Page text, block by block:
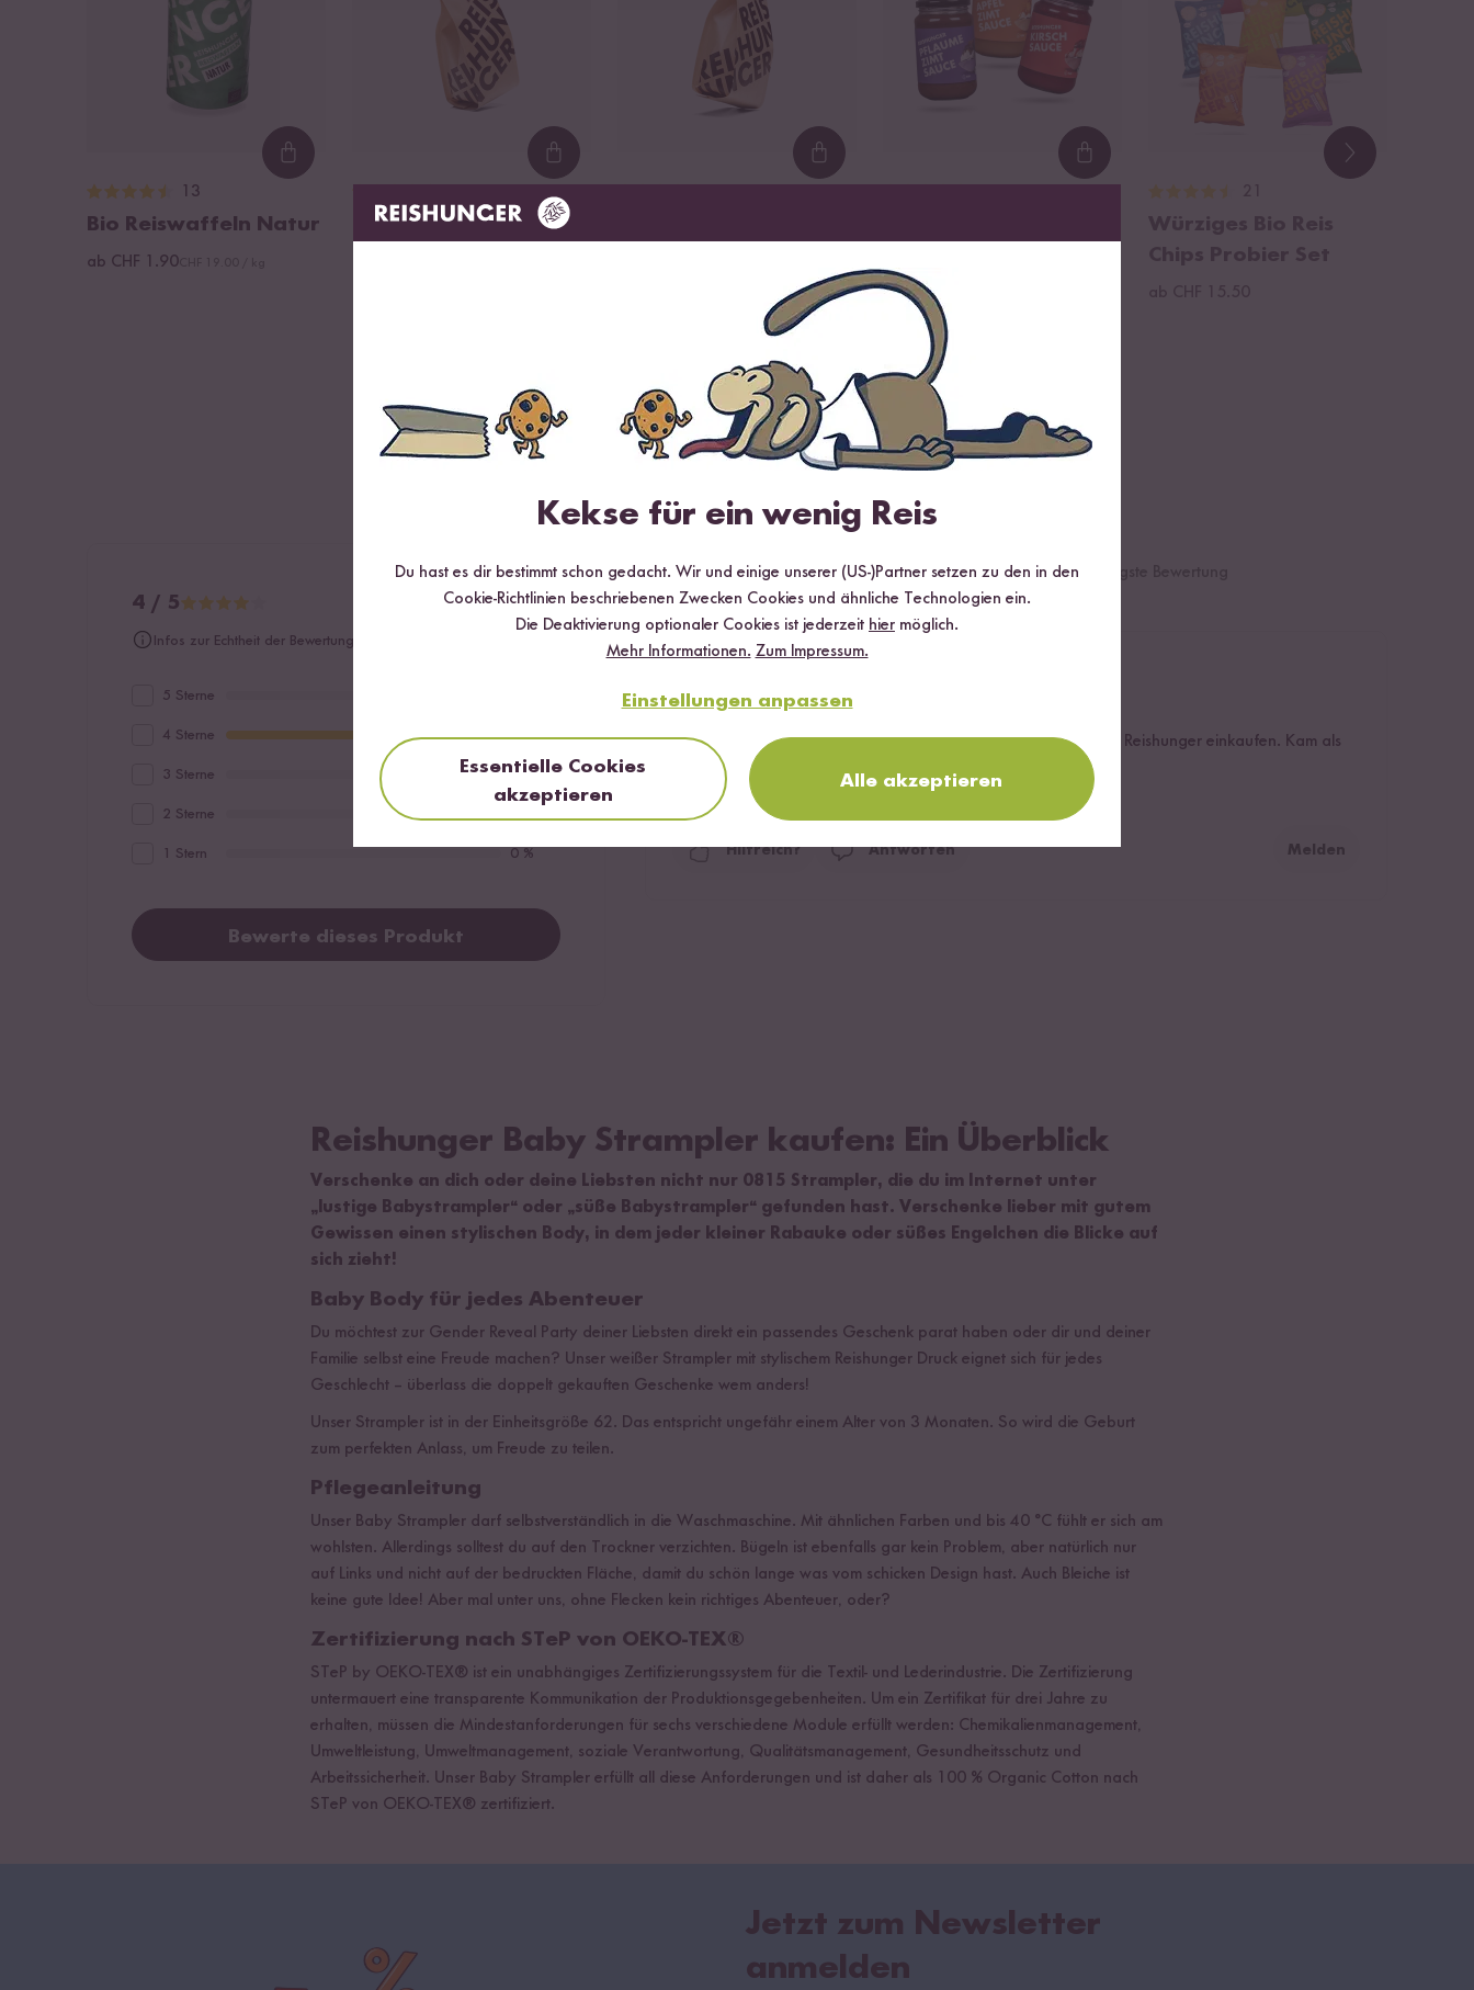
Loading...
13
Bio Reiswaffeln Natur
ab CHF 1.90
Loading...
Bio Reisflocken
Loading... Loading...
ab CHF 12.95
Das sagen unsere Kund:innen
1 Bewertung3 Fragen
4 / 5
Infos zur Echtheit der Bewertungen
5 Sterne
4 Sterne 100 %
3 Sterne 0 %
2 Sterne
1 Stern 0 %
Bewerte dieses Produkt
HilfreichsteNeuesteHöchste BewertungNiedrigste Bewertung
Für meinen Neffen gekauft, da beide Elternteile regelmäßig bei Reishunger einkaufen. Kam als
Geschenk super an. Ist leider nur nicht trocknergeeignet
Personen fanden diese Antwort hilfreich
Hilfreich? Antworten Melden
Reishunger Baby Strampler kaufen: Ein Überblick
Verschenke an dich oder deine Liebsten nicht nur 0815 Strampler, die du im Internet unter
„lustige Babystrampler“ oder „süße Babystrampler“ gefunden hast. Verschenke lieber mit gutem
Gewissen einen stylischen Body, in dem jeder kleiner Rabauke oder süßes Engelchen die Blicke auf
sich zieht!
Baby Body für jedes Abenteuer
Du möchtest zur Gender Reveal Party deiner Liebsten direkt ein passendes Geschenk parat haben oder dir und deiner
Familie selbst eine Freude machen? Unser weißer Strampler mit stylischem Reishunger Druck eignet sich für jedes
Geschlecht – überlass die doppelt gekauften Geschenke wem anders!
Unser Strampler ist in der Einheitsgröße 62. Das entspricht ungefähr einem Alter von 3 Monaten. So wird die Geburt
zum perfekten Anlass, um Freude zu teilen.
Pflegeanleitung
Unser Baby Strampler darf selbstverständlich in die Waschmaschine. Mit ähnlichen Farben und bis 40 °C fühlt er sich am
wohlsten. Allerdings solltest du auf den Trockner verzichten. Bügeln ist ebenfalls gar kein Problem, aber natürlich nur
auf Links und nicht auf der bedruckten Fläche, damit du schön lange was vom schicken Design hast. Auch Bleiche ist
keine gute Idee! Aber mal unter uns, ohne Flecken kein richtiges Abenteuer, oder?
Zertifizierung nach STeP von OEKO-TEX®
STeP by OEKO-TEX® ist ein unabhängiges Zertifizierungssystem für die Textil- und Lederindustrie. Die Zertifizierung
untermauert eine transparente Kommunikation der Produktionsgegebenheiten. Um ein Zertifikat für drei Jahre zu
erhalten, müssen die Mindestanforderungen für sechs verschiedene Module erfüllt werden: Chemikalienmanagement,
Umweltleistung, Umweltmanagement, soziale Verantwortung, Qualitätsmanagement, Gesundheitsschutz und
Arbeitssicherheit. Unser Baby Strampler erfüllt all diese Anforderungen und ist daher als 100 % Organic Cotton nach
STeP von OEKO-TEX® zertifiziert.
Jetzt zum Newsletter
anmelden
Kekse für ein wenig Reis
Du hast es dir bestimmt schon gedacht. Wir und einige unserer (US-)Partner setzen zu den in den
Cookie-Richtlinien beschriebenen Zwecken Cookies und ähnliche Technologien ein.
Die Deaktivierung optionaler Cookies ist jederzeit hier möglich.
Mehr Informationen. Zum Impressum.
Einstellungen anpassen
Essentielle Cookies
akzeptieren
Alle akzeptieren